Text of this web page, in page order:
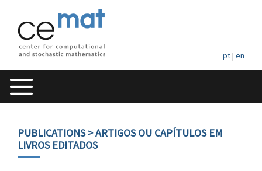
pt| en
PUBLICATIONS> ARTIGOS OU CAPÍTULOS EM
LIVROS EDITADOS